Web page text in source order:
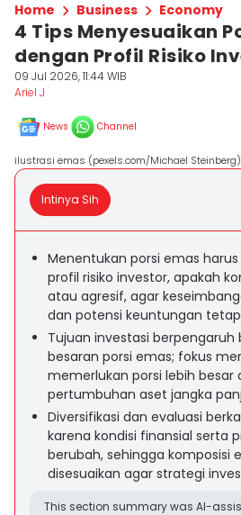
Home Business Economy
4 Tips Menyesuaikan
dengan Profil Risiko
09 Jul 2026, 11:44 WIB
Ariel J
News Channel
ilustrasi emas (pexels.com/Michael Steinberg)
Intinya Sih
Menentukan porsi emas
profil risiko investor, apakah
atau agresif, agar
dan potensi keuntungan
Tujuan investasi berpengaruh
besaran porsi emas; fokus
memerlukan porsi lebih besar
pertumbuhan aset jangka
Diversifikasi dan evaluasi
karena kondisi finansial serta
berubah, sehingga komposisi
disesuaikan agar strategi
This section summary was AI-